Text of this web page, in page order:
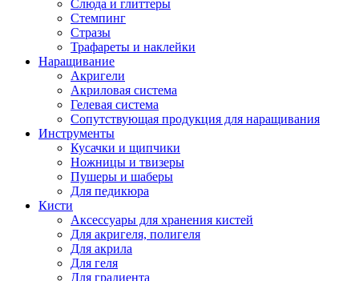
Слюда и глиттеры
Стемпинг
Стразы
Трафареты и наклейки
Наращивание
Акригели
Акриловая система
Гелевая система
Сопутствующая продукция для наращивания
Инструменты
Кусачки и щипчики
Ножницы и твизеры
Пушеры и шаберы
Для педикюра
Кисти
Аксессуары для хранения кистей
Для акригеля, полигеля
Для акрила
Для геля
Для градиента